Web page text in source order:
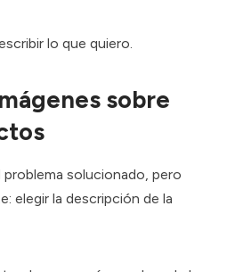
lo que quiero.
sobre
solucionado, pero
elegir la descripción de la